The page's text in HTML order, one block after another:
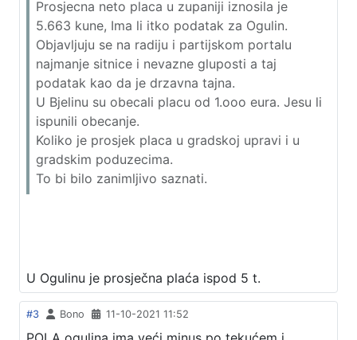
Prosjecna neto placa u zupaniji iznosila je
5.663 kune, Ima li itko podatak za Ogulin.
Objavljuju se na radiju i partijskom portalu
najmanje sitnice i nevazne gluposti a taj
podatak kao da je drzavna tajna.
U Bjelinu su obecali placu od 1.ooo eura. Jesu li
ispunili obecanje.
Koliko je prosjek placa u gradskoj upravi i u
gradskim poduzecima.
To bi bilo zanimljivo saznati.
U Ogulinu je prosječna plaća ispod 5 t.
#3 Bono 11-10-2021 11:52